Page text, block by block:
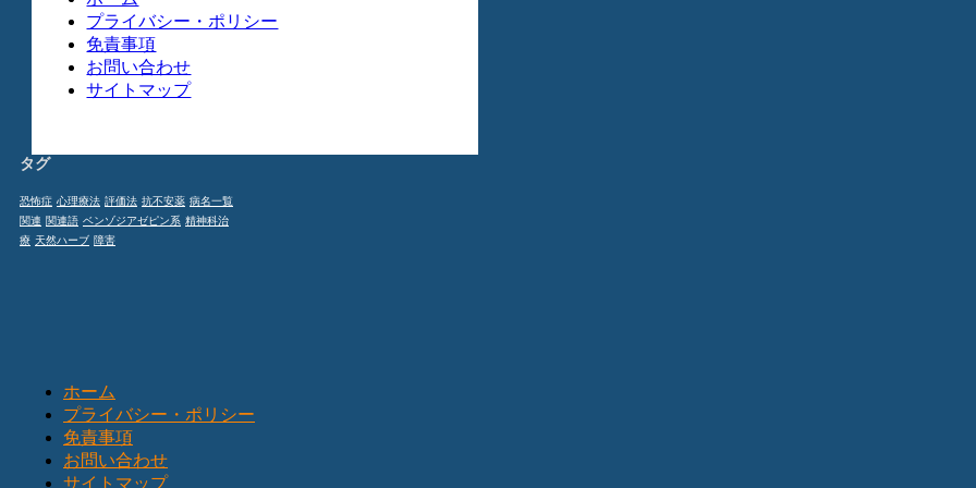
プライバシー・ポリシー
免責事項
お問い合わせ
サイトマップ
タグ
恐怖症 心理療法 評価法 抗不安薬 病名一覧
関連 関連語 ベンゾジアゼピン系 精神科治
療 天然ハーブ 障害
ホーム
プライバシー・ポリシー
免責事項
お問い合わせ
サイトマップ